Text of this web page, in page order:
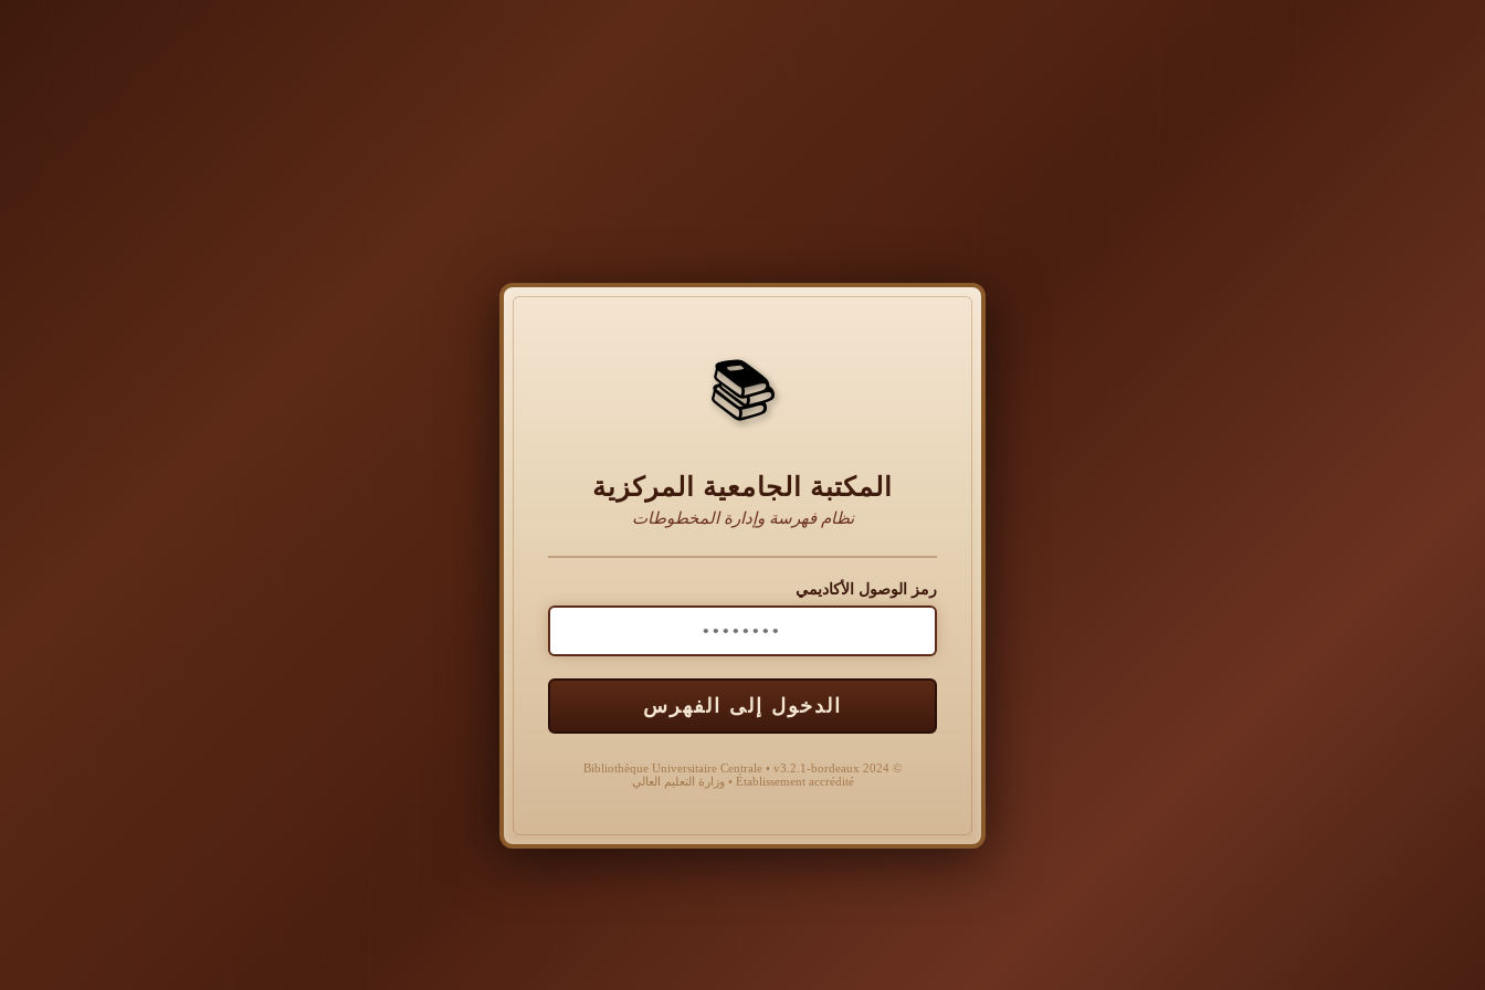
📚
المكتبة الجامعية المركزية
نظام فهرسة وإدارة المخطوطات
رمز الوصول الأكاديمي
الدخول إلى الفهرس
© 2024 Bibliothèque Universitaire Centrale • v3.2.1-bordeaux
Établissement accrédité • وزارة التعليم العالي